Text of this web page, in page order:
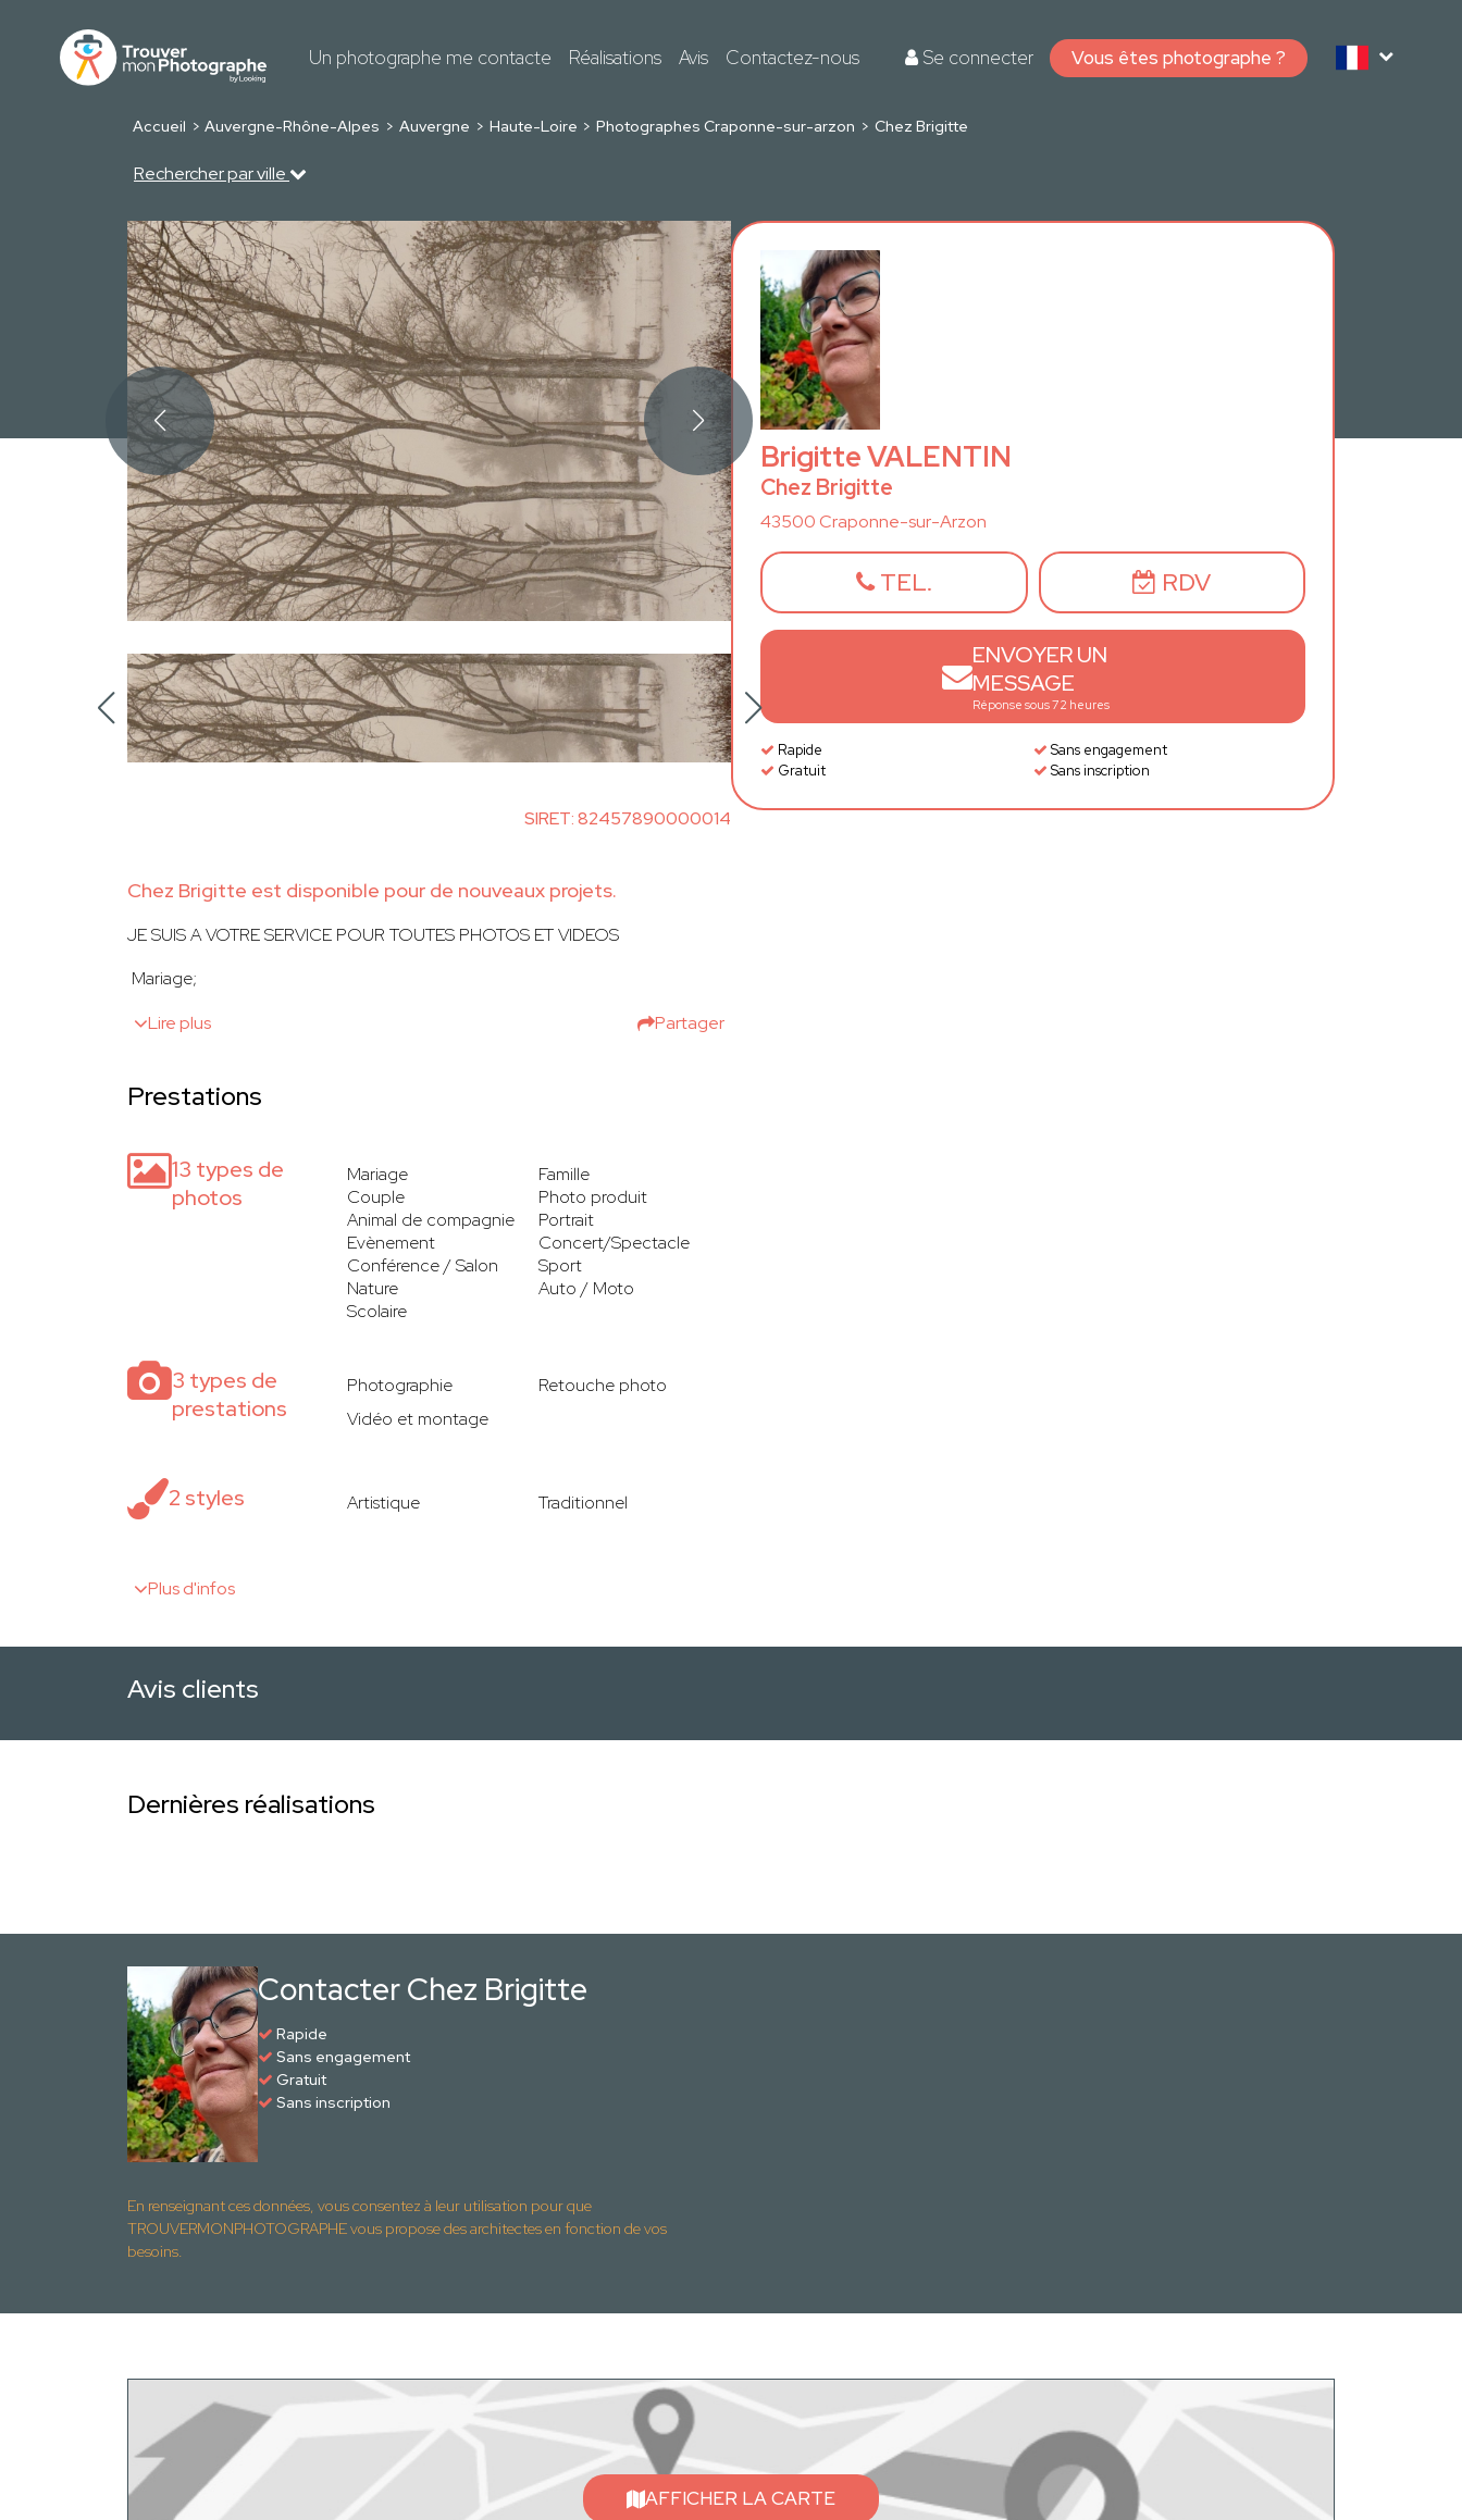
Un photographe me contacte Réalisations Avis Contactez-nous Se connecter Vous êtes photographe ?
Accueil Auvergne-Rhône-Alpes Auvergne Haute-Loire Photographes Craponne-sur-arzon Chez Brigitte
Rechercher par ville
SIRET: 82457890000014
Chez Brigitte est disponible pour de nouveaux projets.
JE SUIS A VOTRE SERVICE POUR TOUTES PHOTOS ET VIDEOS
Mariage;
Lire plus
Partager
Prestations
13 types de
photos
Mariage
Famille
Couple
Photo produit
Animal de compagnie
Portrait
Evènement
Concert/Spectacle
Conférence / Salon
Sport
Nature
Auto / Moto
Scolaire
3 types de
prestations
Photographie
Retouche photo
Vidéo et montage
2 styles Artistique Traditionnel
Plus d'infos
Avis clients
Dernières réalisations
Brigitte VALENTIN
Chez Brigitte
43500 Craponne-sur-Arzon
TEL. RDV
ENVOYER UN
MESSAGE
Réponse sous 72 heures
Rapide
Sans engagement
Gratuit
Sans inscription
Contacter Chez Brigitte
Rapide
Sans engagement
Gratuit
Sans inscription
En renseignant ces données, vous consentez à leur utilisation pour que
TROUVERMONPHOTOGRAPHE vous propose des architectes en fonction de vos
besoins.
AFFICHER LA CARTE